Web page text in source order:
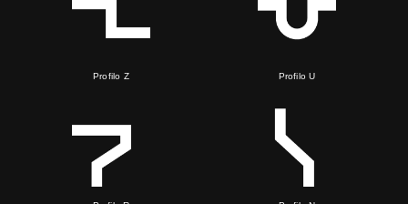
Profilo Z Profilo U